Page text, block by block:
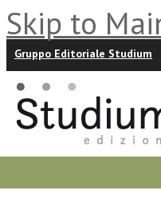
Skip to
Gruppo Editoriale Studium